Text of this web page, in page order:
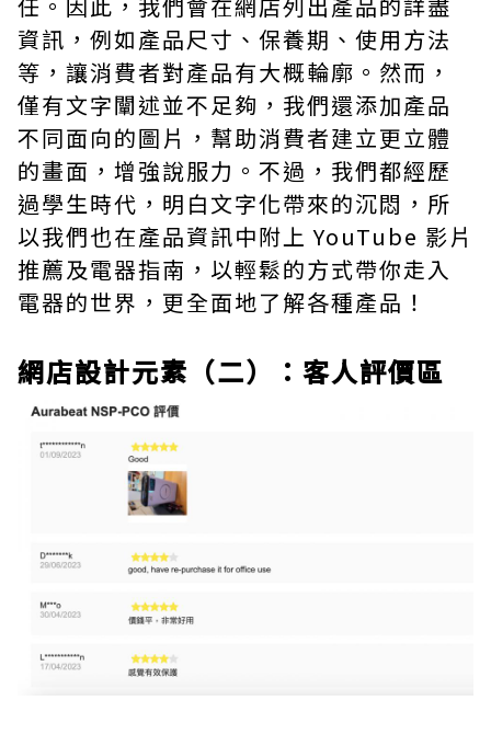
資訊，例如產品尺寸、保養期、使用方法
等，讓消費者對產品有大概輪廓。然而，
僅有文字闡述並不足夠，我們還添加產品
不同面向的圖片，幫助消費者建立更立體
的畫面，增強說服力。不過，我們都經歷
過學生時代，明白文字化帶來的沉悶，所
以我們也在產品資訊中附上 YouTube 影片
推薦及電器指南，以輕鬆的方式帶你走入
電器的世界，更全面地了解各種產品！
網店設計元素（二）：客人評價區